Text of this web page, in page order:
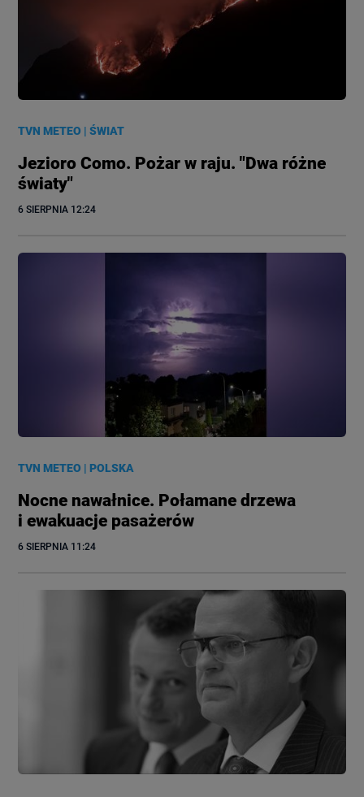
TVN METEO |ŚWIAT
Jezioro Como. Pożar w raju. "Dwa różne
światy"
6 SIERPNIA 12:24
TVN METEO |POLSKA
Nocne nawałnice. Połamane drzewa
i ewakuacje pasażerów
6 SIERPNIA 11:24